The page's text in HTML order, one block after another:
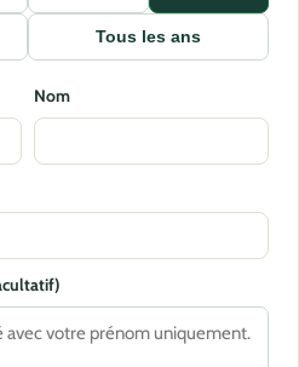
Tous les ans
Nom